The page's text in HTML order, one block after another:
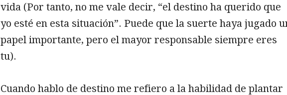
vida (Por tanto, no me vale decir, “el destino ha querido que
yo esté en esta situación”. Puede que la suerte haya jugado
papel importante, pero el mayor responsable siempre eres
tu).
Cuando hablo de destino me refiero a la habilidad de plantar